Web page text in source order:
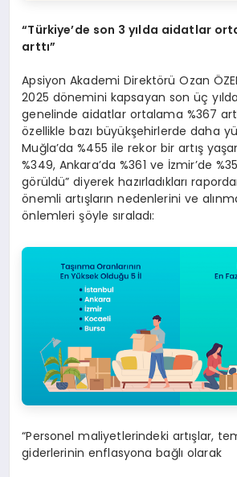
“Türkiye’de son 3 yılda aidatlar
arttı”
Apsiyon Akademi Direktörü Ozan
2025 dönemini kapsayan son üç
genelinde aidatlar ortalama %367
özellikle bazı büyükşehirlerde daha
Muğla’da %455 ile rekor bir artış
%349, Ankara’da %361 ve İzmir’de
görüldü” diyerek hazırladıkları
önemli artışların nedenlerini ve
önlemleri şöyle sıraladı:
“Personel maliyetlerindeki artışlar,
giderlerinin enflasyona bağlı olarak